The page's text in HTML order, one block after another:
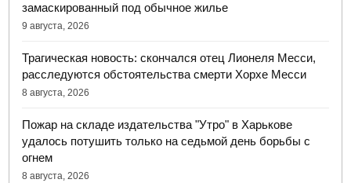
замаскированный под обычное жилье
9 августа, 2026
Трагическая новость: скончался отец Лионеля Месси,
расследуются обстоятельства смерти Хорхе Месси
8 августа, 2026
Пожар на складе издательства "Утро" в Харькове
удалось потушить только на седьмой день борьбы с
огнем
8 августа, 2026